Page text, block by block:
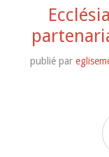
publié par